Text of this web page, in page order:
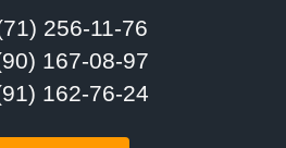
256-11-76
167-08-97
162-76-24